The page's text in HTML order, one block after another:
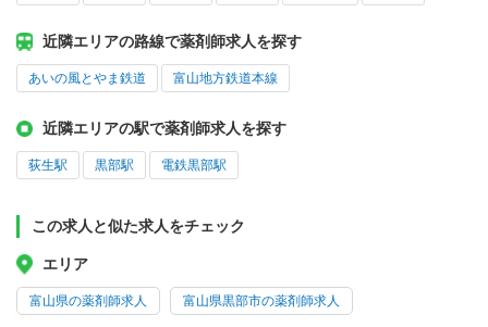
近隣エリアの路線で薬剤師求人を探す
あいの風とやま鉄道 富山地方鉄道本線
近隣エリアの駅で薬剤師求人を探す
荻生駅 黒部駅 電鉄黒部駅
この求人と似た求人をチェック
エリア
富山県の薬剤師求人 富山県黒部市の薬剤師求人